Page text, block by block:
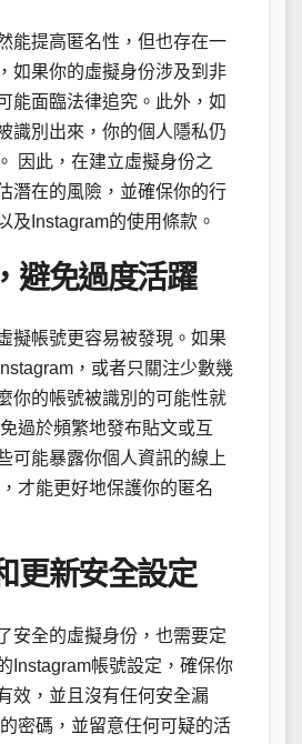
能提高匿名性，但也存在一
如果你的虛擬身份涉及到非
能面臨法律追究。此外，如
識別出來，你的個人隱私仍
因此，在建立虛擬身份之
潛在的風險，並確保你的行
及Instagram的使用條款。
避免過度活躍
擬帳號更容易被發現。如果
，或者只關注少數幾
你的帳號被識別的可能性就
過於頻繁地發布貼文或互
可能暴露你個人資訊的線上
才能更好地保護你的匿名
更新安全設定
安全的虛擬身份，也需要定
Instagram帳號設定，確保你
效，並且沒有任何安全漏
密碼，並留意任何可疑的活